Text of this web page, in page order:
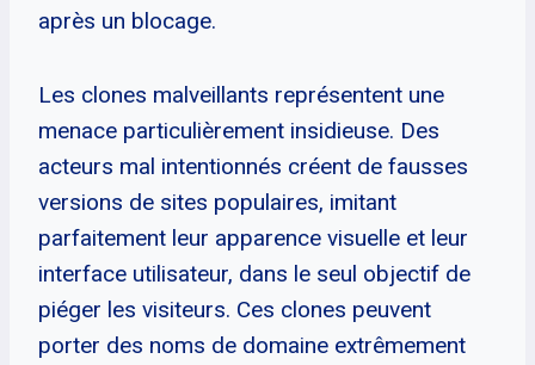
après un blocage.
Les clones malveillants représentent une
menace particulièrement insidieuse. Des
acteurs mal intentionnés créent de fausses
versions de sites populaires, imitant
parfaitement leur apparence visuelle et leur
interface utilisateur, dans le seul objectif de
piéger les visiteurs. Ces clones peuvent
porter des noms de domaine extrêmement